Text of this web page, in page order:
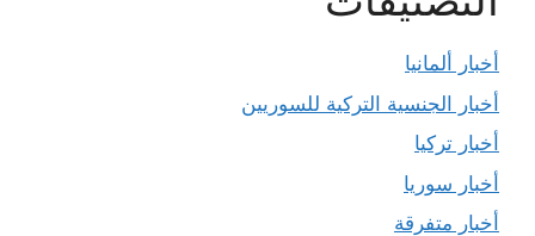
أخبار ألمانيا
أخبار الجنسية التركية للسوريين
أخبار تركيا
أخبار سوريا
أخبار متفرقة